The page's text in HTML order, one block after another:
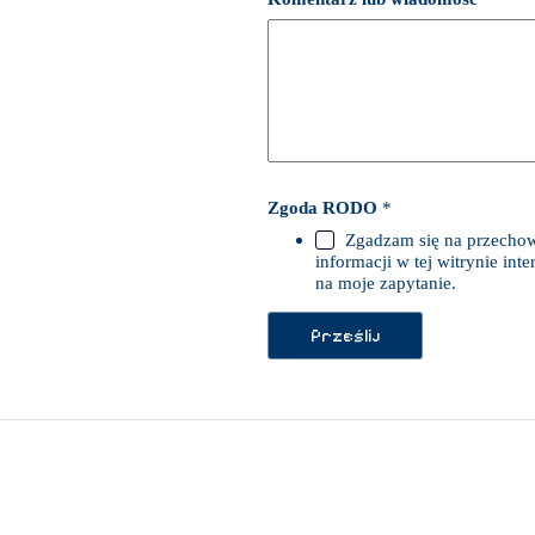
a
R
D
Zgoda RODO *
Zgadzam się na
informacji w tej witrynie
na moje zapytanie.
Prześlij